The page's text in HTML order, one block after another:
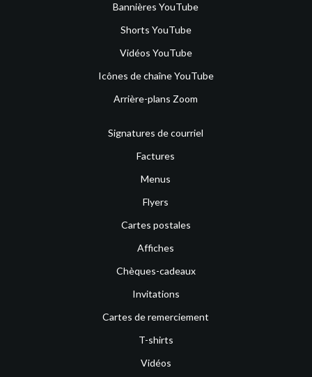
Bannières YouTube
Shorts YouTube
Vidéos YouTube
Icônes de chaîne YouTube
Arrière-plans Zoom
Signatures de courriel
Factures
Menus
Flyers
Cartes postales
Affiches
Chèques-cadeaux
Invitations
Cartes de remerciement
T-shirts
Vidéos